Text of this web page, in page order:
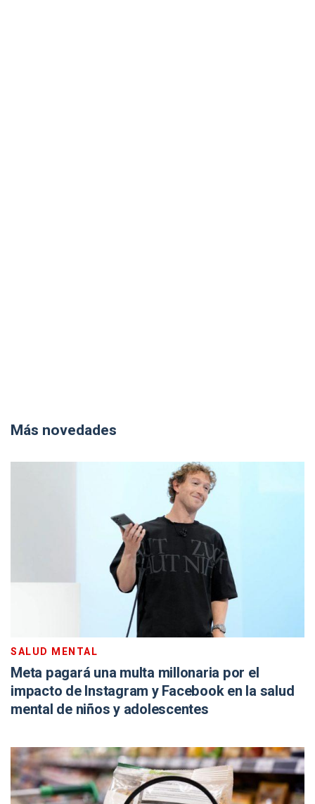
Más novedades
SALUD MENTAL
Meta pagará una multa millonaria por el
impacto de Instagram y Facebook en la salud
mental de niños y adolescentes